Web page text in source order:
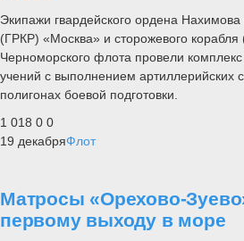
Экипажи гвардейского ордена Нахимова
(ГРКР) «Москва» и сторожевого
Черноморского флота провели
учений с выполнением артиллерийских
полигонах боевой подготовки.
1 018 0 0
19 декабряФлот
Матросы «Орехово-
первому выходу в море